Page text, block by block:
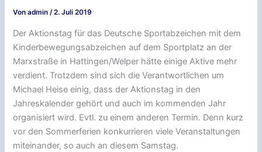
Vonadmin/2. Juli 2019
Der Aktionstag für das Deutsche Sportabzeichen mit dem
Kinderbewegungsabzeichen auf dem Sportplatz an der
Marxstraße in Hattingen/Welper hätte einige Aktive mehr
verdient. Trotzdem sind sich die Verantwortlichen um
Michael Heise einig, dass der Aktionstag in den
Jahreskalender gehört und auch im kommenden Jahr
organisiert wird. Evtl. zu einem anderen Termin. Denn kurz
vor den Sommerferien konkurrieren viele Veranstaltungen
miteinander, so auch an diesem Samstag.